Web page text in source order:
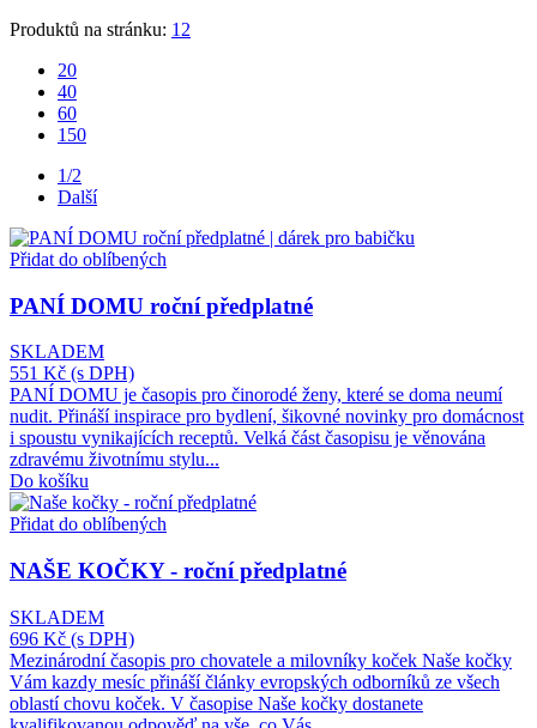
Produktů na stránku: 12
20
40
60
150
1/2
Další
Přidat do oblíbených
PANÍ DOMU roční předplatné
SKLADEM
551 Kč (s DPH)
PANÍ DOMU je časopis pro činorodé ženy, které se doma neumí
nudit. Přináší inspirace pro bydlení, šikovné novinky pro domácnost
i spoustu vynikajících receptů. Velká část časopisu je věnována
zdravému životnímu stylu...
Do košíku
Přidat do oblíbených
NAŠE KOČKY - roční předplatné
SKLADEM
696 Kč (s DPH)
Mezinárodní časopis pro chovatele a milovníky koček Naše kočky
Vám kazdy mesíc přináší články evropských odborníků ze všech
oblastí chovu koček. V časopise Naše kočky dostanete